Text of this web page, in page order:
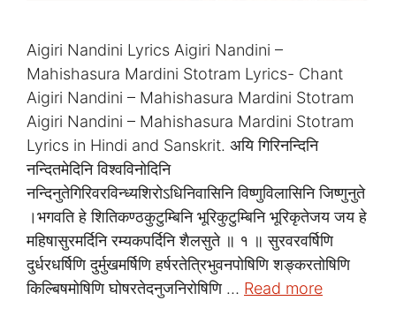
Aigiri Nandini Lyrics Aigiri Nandini –
Mahishasura Mardini Stotram Lyrics- Chant
Aigiri Nandini – Mahishasura Mardini Stotram
Aigiri Nandini – Mahishasura Mardini Stotram
Lyrics in Hindi and Sanskrit. अयि गिरिनन्दिनि
नन्दितमेदिनि विश्वविनोदिनि
नन्दिनुतेगिरिवरविन्ध्यशिरोऽधिनिवासिनि विष्णुविलासिनि जिष्णुनुते
।भगवति हे शितिकण्ठकुटुम्बिनि भूरिकुटुम्बिनि भूरिकृतेजय जय हे
महिषासुरमर्दिनि रम्यकपर्दिनि शैलसुते ॥ १ ॥ सुरवरवर्षिणि
दुर्धरधर्षिणि दुर्मुखमर्षिणि हर्षरतेत्रिभुवनपोषिणि शङ्करतोषिणि
किल्बिषमोषिणि घोषरतेदनुजनिरोषिणि … Read more